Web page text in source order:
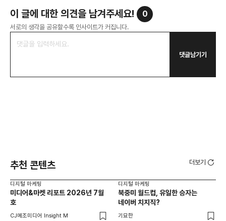
이 글에 대한 의견을 남겨주세요! 0
서로의 생각을 공유할수록 인사이트가 커집니다.
댓글남기기
추천 콘텐츠 더보기
디지털 마케팅
미디어&마켓 리포트 2026년 7월
호
CJ메조미디어 Insight M
디지털 마케팅
북중미 월드컵, 유일한 승자는
네이버 치지직?
기묘한